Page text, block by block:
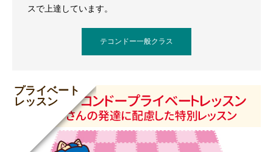
スで上達しています。
テコンドー一般クラス
プライベート
レッスン